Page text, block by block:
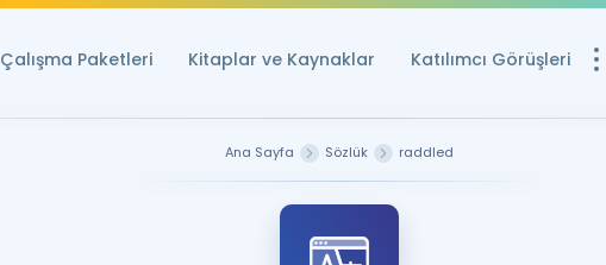
Çalışma Paketleri Kitaplar ve Kaynaklar Katılımcı Görüşleri
Ana Sayfa Sözlük raddled